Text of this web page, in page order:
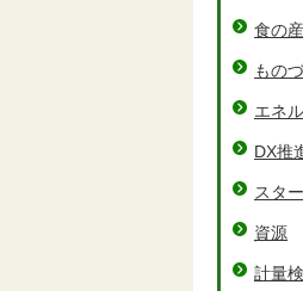
食の
もの
エネ
DX推
スタ
資源
計量